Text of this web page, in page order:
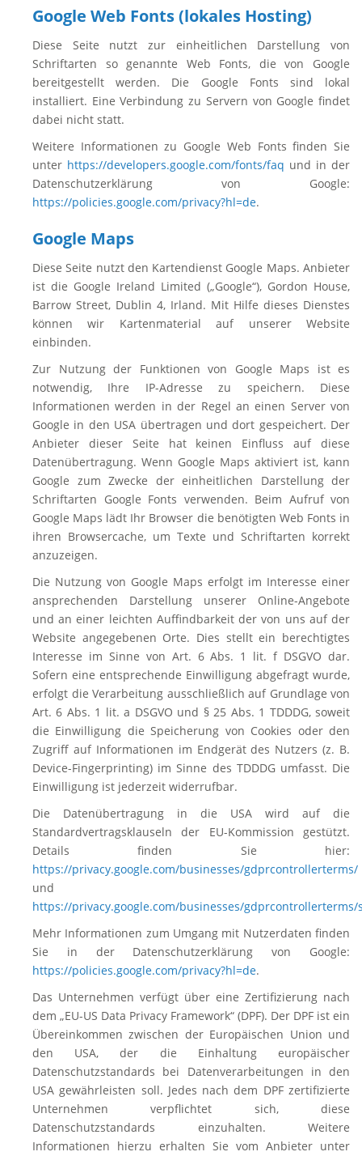
Google Web Fonts (lokales Hosting)
Diese Seite nutzt zur einheitlichen Darstellung von
Schriftarten so genannte Web Fonts, die von Google
bereitgestellt werden. Die Google Fonts sind lokal
installiert. Eine Verbindung zu Servern von Google findet
dabei nicht statt.
Weitere Informationen zu Google Web Fonts finden Sie
unter https://developers.google.com/fonts/faq und in der
Datenschutzerklärung von Google:
https://policies.google.com/privacy?hl=de.
Google Maps
Diese Seite nutzt den Kartendienst Google Maps. Anbieter
ist die Google Ireland Limited („Google“), Gordon House,
Barrow Street, Dublin 4, Irland. Mit Hilfe dieses Dienstes
können wir Kartenmaterial auf unserer Website
einbinden.
Zur Nutzung der Funktionen von Google Maps ist es
notwendig, Ihre IP-Adresse zu speichern. Diese
Informationen werden in der Regel an einen Server von
Google in den USA übertragen und dort gespeichert. Der
Anbieter dieser Seite hat keinen Einfluss auf diese
Datenübertragung. Wenn Google Maps aktiviert ist, kann
Google zum Zwecke der einheitlichen Darstellung der
Schriftarten Google Fonts verwenden. Beim Aufruf von
Google Maps lädt Ihr Browser die benötigten Web Fonts in
ihren Browsercache, um Texte und Schriftarten korrekt
anzuzeigen.
Die Nutzung von Google Maps erfolgt im Interesse einer
ansprechenden Darstellung unserer Online-Angebote
und an einer leichten Auffindbarkeit der von uns auf der
Website angegebenen Orte. Dies stellt ein berechtigtes
Interesse im Sinne von Art. 6 Abs. 1 lit. f DSGVO dar.
Sofern eine entsprechende Einwilligung abgefragt wurde,
erfolgt die Verarbeitung ausschließlich auf Grundlage von
Art. 6 Abs. 1 lit. a DSGVO und § 25 Abs. 1 TDDDG, soweit
die Einwilligung die Speicherung von Cookies oder den
Zugriff auf Informationen im Endgerät des Nutzers (z. B.
Device-Fingerprinting) im Sinne des TDDDG umfasst. Die
Einwilligung ist jederzeit widerrufbar.
Die Datenübertragung in die USA wird auf die
Standardvertragsklauseln der EU-Kommission gestützt.
Details finden Sie hier:
https://privacy.google.com/businesses/gdprcontrollerterms/
und
https://privacy.google.com/businesses/gdprcontrollerterms/
Mehr Informationen zum Umgang mit Nutzerdaten finden
Sie in der Datenschutzerklärung von Google:
https://policies.google.com/privacy?hl=de.
Das Unternehmen verfügt über eine Zertifizierung nach
dem „EU-US Data Privacy Framework“ (DPF). Der DPF ist ein
Übereinkommen zwischen der Europäischen Union und
den USA, der die Einhaltung europäischer
Datenschutzstandards bei Datenverarbeitungen in den
USA gewährleisten soll. Jedes nach dem DPF zertifizierte
Unternehmen verpflichtet sich, diese
Datenschutzstandards einzuhalten. Weitere
Informationen hierzu erhalten Sie vom Anbieter unter